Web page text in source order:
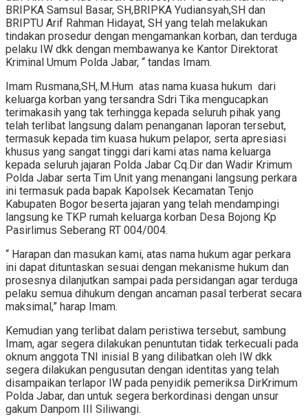
BRIPKA Samsul Basar, SH,BRIPKA Yudiansyah,SH dan
BRIPTU Arif Rahman Hidayat, SH yang telah melakukan
tindakan prosedur dengan mengamankan korban, dan terduga
pelaku IW dkk dengan membawanya ke Kantor Direktorat
Kriminal Umum Polda Jabar, “ tandas Imam.
Imam Rusmana,SH,.M.Hum atas nama kuasa hukum dari
keluarga korban yang tersandra Sdri Tika mengucapkan
terimakasih yang tak terhingga kepada seluruh pihak yang
telah terlibat langsung dalam penanganan laporan tersebut,
termasuk kepada tim kuasa hukum pelapor, serta apresiasi
khusus yang sangat tinggi dari kami atas nama keluarga
kepada seluruh jajaran Polda Jabar Cq.Dir dan Wadir Krimum
Polda Jabar serta Tim Unit yang menangani langsung perkara
ini termasuk pada bapak Kapolsek Kecamatan Tenjo
Kabupaten Bogor beserta jajaran yang telah mendampingi
langsung ke TKP rumah keluarga korban Desa Bojong Kp
Pasirlimus Seberang RT 004/004.
“ Harapan dan masukan kami, atas nama hukum agar perkara
ini dapat dituntaskan sesuai dengan mekanisme hukum dan
prosesnya dilanjutkan sampai pada persidangan agar terduga
pelaku semua dihukum dengan ancaman pasal terberat secara
maksimal,” harap Imam.
Kemudian yang terlibat dalam peristiwa tersebut, sambung
Imam, agar segera dilakukan penuntutan tidak terkecuali pada
oknum anggota TNI inisial B yang dilibatkan oleh IW dkk
segera dilakukan pengusutan dengan identitas yang telah
disampaikan terlapor IW pada penyidik pemeriksa DirKrimum
Polda Jabar, dan untuk segera berkordinasi dengan unsur
gakum Danpom III Siliwangi.